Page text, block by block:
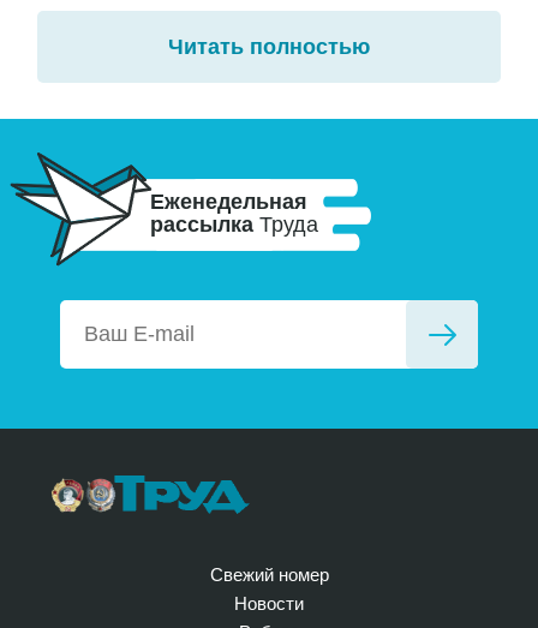
Читать полностью
Еженедельная
рассылка Труда
Свежий номер
Новости